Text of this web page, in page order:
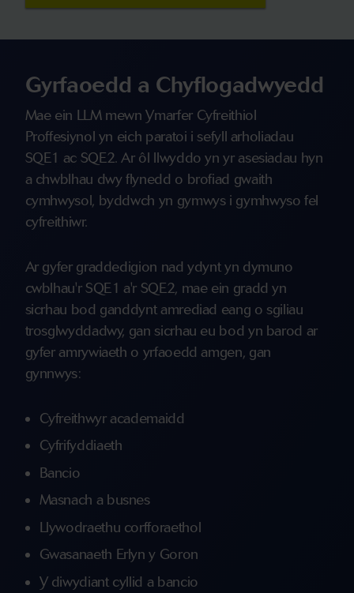
Gyrfaoedd a Chyflogadwyedd
Mae ein LLM mewn Ymarfer Cyfreithiol
Proffesiynol yn eich paratoi i sefyll arholiadau
SQE1 ac SQE2. Ar ôl llwyddo yn yr asesiadau hyn
a chwblhau dwy flynedd o brofiad gwaith
cymhwysol, byddwch yn gymwys i gymhwyso fel
cyfreithiwr.
Ar gyfer graddedigion nad ydynt yn dymuno
cwblhau'r SQE1 a'r SQE2, mae ein gradd yn
sicrhau bod ganddynt amrediad eang o sgiliau
trosglwyddadwy, gan sicrhau eu bod yn barod ar
gyfer amrywiaeth o yrfaoedd amgen, gan
gynnwys:
Cyfreithwyr academaidd
Cyfrifyddiaeth
Bancio
Masnach a busnes
Llywodraethu corfforaethol
Gwasanaeth Erlyn y Goron
Y diwydiant cyllid a bancio